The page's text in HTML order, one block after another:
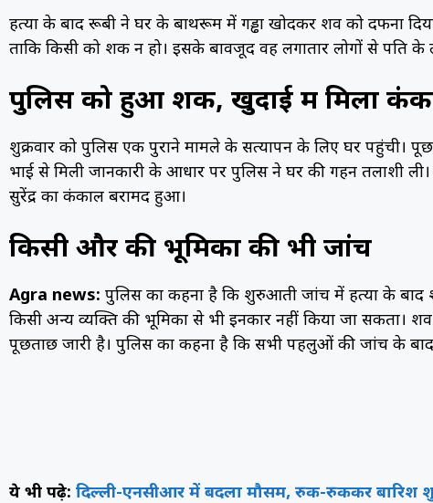
हत्या के बाद रूबी ने घर के बाथरूम में गड्ढा खोदकर शव को दफना
ताकि किसी को शक न हो। इसके बावजूद वह लगातार लोगों से पति के
पुलिस को हुआ शक, खुदाई में मिला
शुक्रवार को पुलिस एक पुराने मामले के सत्यापन के लिए घर पहुंची।
भाई से मिली जानकारी के आधार पर पुलिस ने घर की गहन तलाशी
सुरेंद्र का कंकाल बरामद हुआ।
किसी और की भूमिका की भी जांच
Agra news: पुलिस का कहना है कि शुरुआती जांच में हत्या के बाद
किसी अन्य व्यक्ति की भूमिका से भी इनकार नहीं किया जा सकता।
पूछताछ जारी है। पुलिस का कहना है कि सभी पहलुओं की जांच के बाद
ये भी पढ़े: दिल्ली-एनसीआर में बदला मौसम, रुक-रुककर